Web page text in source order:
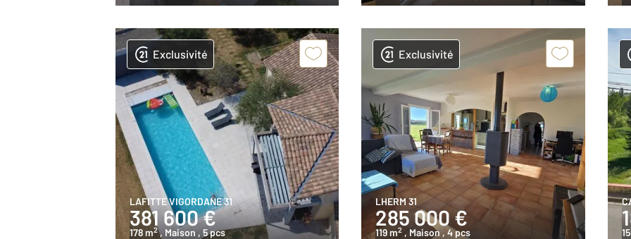
Exclusivité
LAFITTE VIGORDANE 31
381 600 €
178 m2 , Maison , 5 pcs
Exclusivité
LHERM 31
285 000 €
119 m2 , Maison , 4 pcs